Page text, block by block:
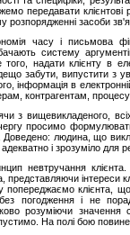
передавати клієнтові
розпорядженні засоби
часу і письмова
систему
того, надати клієнту в
забути, випустити з
інформація в
контрагентам,
з вищевикладеного,
просимо
Доведено: людина, що
і зрозуміло для
невтручання
представляючи інтереси
попереджаємо клієнта,
без погодження і не
розуміючи значення
На полі бою